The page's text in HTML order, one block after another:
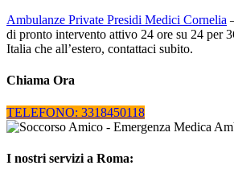
Ambulanze Private Presidi Medici Cornelia
di pronto intervento attivo 24 ore su 24 per
Italia che all’estero, contattaci subito.
Chiama Ora
TELEFONO: 3318450118
I nostri servizi a Roma: